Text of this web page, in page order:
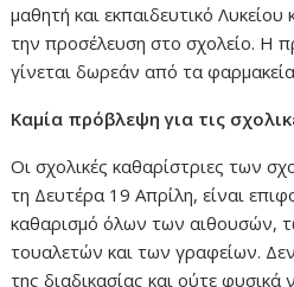
μαθητή και εκπαιδευτικό Λυκείου
την προσέλευση στο σχολείο. Η
γίνεται δωρεάν από τα
Καμία πρόβλεψη για τις
Οι σχολικές καθαρίστριες των
τη Δευτέρα 19 Απρίλη, είναι
καθαρισμό όλων των αιθουσών,
τουαλετών και των γραφείων.
της διαδικασίας και ούτε